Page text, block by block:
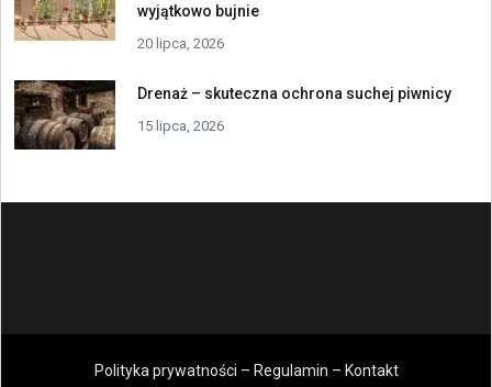
wyjątkowo bujnie
20 lipca, 2026
Drenaż – skuteczna ochrona suchej piwnicy
15 lipca, 2026
Polityka prywatności – Regulamin – Kontakt